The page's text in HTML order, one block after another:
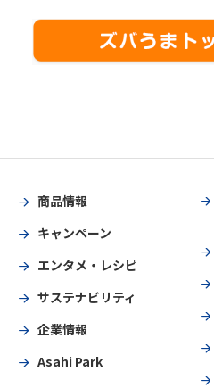
商品情報
キャンペーン
エンタメ・レシピ
サステナビリティ
企業情報
Asahi Park